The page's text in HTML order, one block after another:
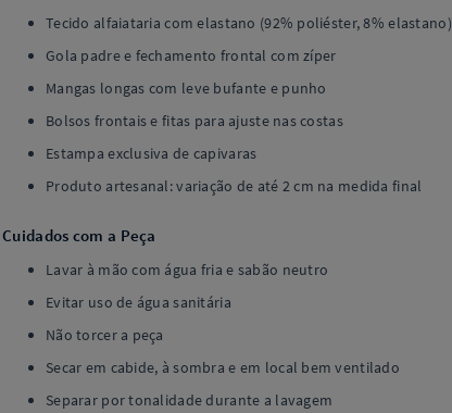
Tecido alfaiataria com elastano (92% poliéster, 8% elastano)
Gola padre e fechamento frontal com zíper
Mangas longas com leve bufante e punho
Bolsos frontais e fitas para ajuste nas costas
Estampa exclusiva de capivaras
Produto artesanal: variação de até 2 cm na medida final
Cuidados com a Peça
Lavar à mão com água fria e sabão neutro
Evitar uso de água sanitária
Não torcer a peça
Secar em cabide, à sombra e em local bem ventilado
Separar por tonalidade durante a lavagem